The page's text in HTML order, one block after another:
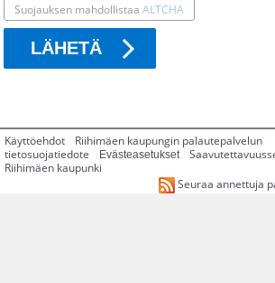
Suojauksen mahdollistaaALTCHA
LÄHETÄ
Käyttöehdot
Riihimäen kaupungin palautepalvelun
tietosuojatiedote
Evästeasetukset
Riihimäen kaupunki
Seuraa annettuja